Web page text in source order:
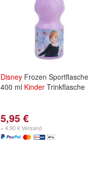
Disney Frozen Sportflasche
400 ml Kinder Trinkflasche
5,95 €
+ 4,90 € Versand